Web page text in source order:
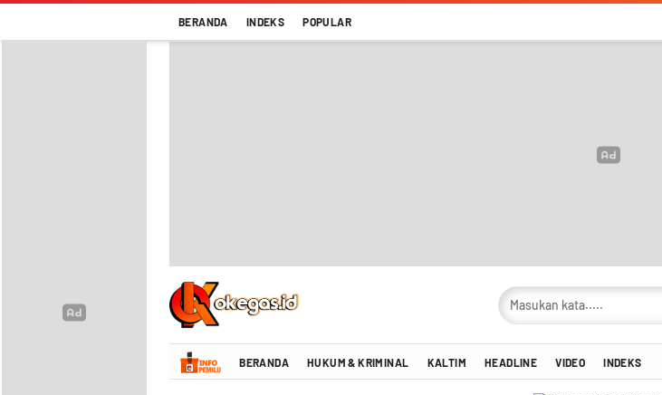
BERANDA INDEKS POPULAR
Oke Gas Indonesia | Energi Positif Informasi Terkini!
BERANDA HUKUM & KRIMINAL KALTIM HEADLINE VIDEO INDEKS